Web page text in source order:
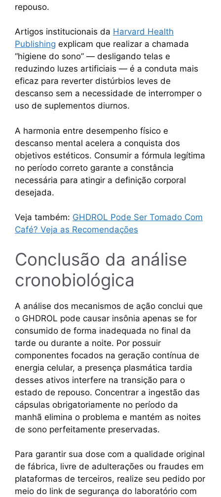
repouso.
Artigos institucionais da Harvard Health
Publishing explicam que realizar a chamada
“higiene do sono” — desligando telas e
reduzindo luzes artificiais — é a conduta mais
eficaz para reverter distúrbios leves de
descanso sem a necessidade de interromper o
uso de suplementos diurnos.
A harmonia entre desempenho físico e
descanso mental acelera a conquista dos
objetivos estéticos. Consumir a fórmula legítima
no período correto garante a constância
necessária para atingir a definição corporal
desejada.
Veja também: GHDROL Pode Ser Tomado Com
Café? Veja as Recomendações
Conclusão da análise
cronobiológica
A análise dos mecanismos de ação conclui que
o GHDROL pode causar insônia apenas se for
consumido de forma inadequada no final da
tarde ou durante a noite. Por possuir
componentes focados na geração contínua de
energia celular, a presença plasmática tardia
desses ativos interfere na transição para o
estado de repouso. Concentrar a ingestão das
cápsulas obrigatoriamente no período da
manhã elimina o problema e mantém as noites
de sono perfeitamente preservadas.
Para garantir sua dose com a qualidade original
de fábrica, livre de adulterações ou fraudes em
plataformas de terceiros, realize seu pedido por
meio do link de segurança do laboratório com